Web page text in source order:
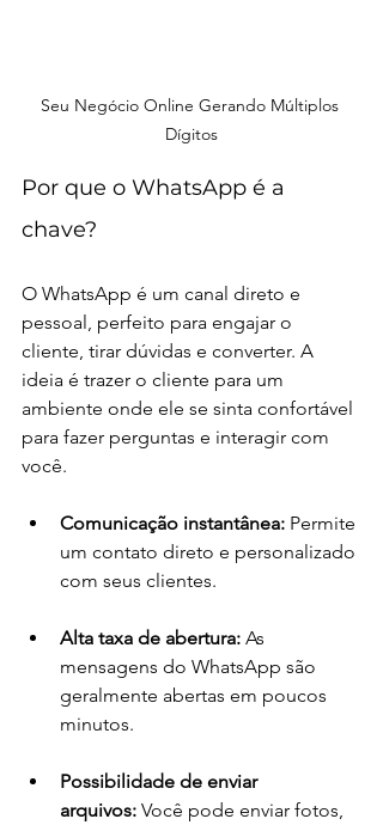
Seu Negócio Online Gerando Múltiplos
Dígitos
Por que o WhatsApp é a
chave?
O WhatsApp é um canal direto e
pessoal, perfeito para engajar o
cliente, tirar dúvidas e converter. A
ideia é trazer o cliente para um
ambiente onde ele se sinta confortável
para fazer perguntas e interagir com
você.
Comunicação instantânea: Permite
um contato direto e personalizado
com seus clientes.
Alta taxa de abertura: As
mensagens do WhatsApp são
geralmente abertas em poucos
minutos.
Possibilidade de enviar
arquivos: Você pode enviar fotos,